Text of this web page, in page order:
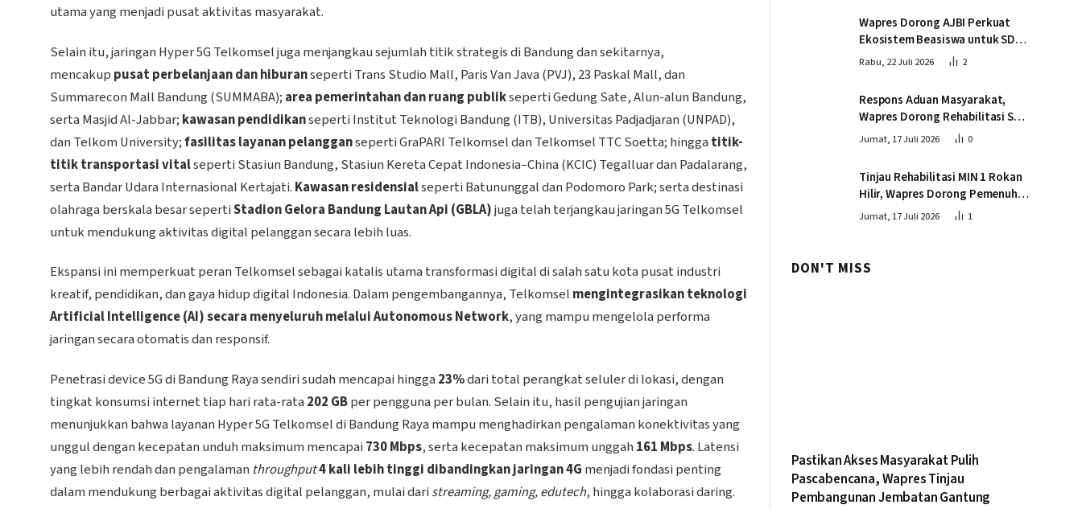
utama yang menjadi pusat aktivitas masyarakat.
Selain itu, jaringan Hyper 5G Telkomsel juga menjangkau sejumlah titik strategis di Bandung dan sekitarnya,
mencakup pusat perbelanjaan dan hiburanseperti Trans Studio Mall, Paris Van Java (PVJ), 23 Paskal Mall, dan
Summarecon Mall Bandung (SUMMABA); area pemerintahan dan ruang publikseperti Gedung Sate, Alun-alun Bandung,
serta Masjid Al-Jabbar; kawasan pendidikanseperti Institut Teknologi Bandung (ITB), Universitas Padjadjaran (UNPAD),
dan Telkom University;fasilitas layanan pelangganseperti GraPARI Telkomsel dan Telkomsel TTC Soetta; hingga titik-
titik transportasi vitalseperti Stasiun Bandung, Stasiun Kereta Cepat Indonesia–China (KCIC) Tegalluar dan Padalarang,
serta Bandar Udara Internasional Kertajati. Kawasan residensialseperti Batununggal dan Podomoro Park; serta destinasi
olahraga berskala besar sepertiStadion Gelora Bandung Lautan Api (GBLA)juga telah terjangkau jaringan 5G Telkomsel
untuk mendukung aktivitas digital pelanggan secara lebih luas.
Ekspansi ini memperkuat peran Telkomsel sebagai katalis utama transformasi digital di salah satu kota pusat industri
kreatif, pendidikan, dan gaya hidup digital Indonesia. Dalam pengembangannya, Telkomsel mengintegrasikan teknologi
Artificial Intelligence (AI) secara menyeluruh melalui Autonomous Network, yang mampu mengelola performa
jaringan secara otomatis dan responsif.
Penetrasi device 5G di Bandung Raya sendiri sudah mencapai hingga 23%dari total perangkat seluler di lokasi, dengan
tingkat konsumsi internet tiap hari rata-rata 202 GBper pengguna per bulan. Selain itu, hasil pengujian jaringan
menunjukkan bahwa layanan Hyper 5G Telkomsel di Bandung Raya mampu menghadirkan pengalaman konektivitas yang
unggul dengan kecepatan unduh maksimum mencapai 730 Mbps, serta kecepatan maksimum unggah 161 Mbps. Latensi
yang lebih rendah dan pengalaman throughput4 kali lebih tinggi dibandingkan jaringan 4G menjadi fondasi penting
dalam mendukung berbagai aktivitas digital pelanggan, mulai dari streaming, gaming, edutech, hingga kolaborasi daring.
Wapres Dorong AJBI Perkuat
Ekosistem Beasiswa untuk SDM
Unggul Indonesia Timur
Rabu, 22 Juli 2026 2
Respons Aduan Masyarakat,
Wapres Dorong Rehabilitasi SDN
016 Serusa Rokan Hilir
Jumat, 17 Juli 2026 0
Tinjau Rehabilitasi MIN 1 Rokan
Hilir, Wapres Dorong Pemenuhan
Sarana Prasarana Pendidikan
Jumat, 17 Juli 2026 1
DON'T MISS
Pastikan Akses Masyarakat Pulih
Pascabencana, Wapres Tinjau
Pembangunan Jembatan Gantung